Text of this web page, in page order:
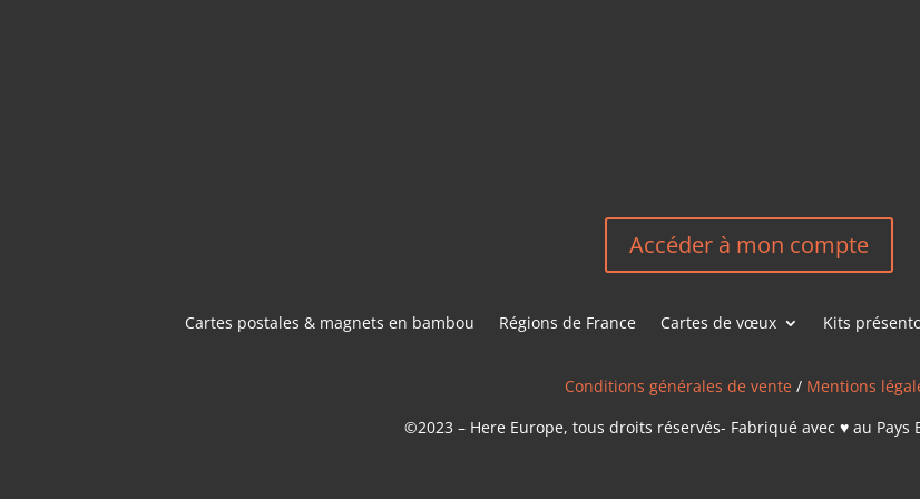
Accéder à mon compte
Cartes postales & magnets en bambou Régions de France Cartes de vœux Kits
Conditions générales de vente / Mentions
©2023 – Here Europe, tous droits réservés- Fabriqué avec ♥ au Pays